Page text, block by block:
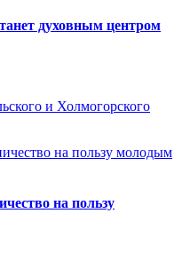
духовным центром
и Холмогорского
на пользу